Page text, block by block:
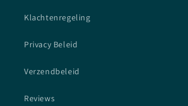
Klachtenregeling
Privacy Beleid
Verzendbeleid
Reviews